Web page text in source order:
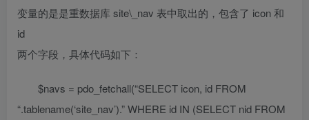
变量的是是重数据库 site\_nav 表中取出的，包含了 icon 和
id
两个字段，具体代码如下：
$navs = pdo_fetchall(“SELECT icon, id FROM
“.tablename(‘site_nav’).” WHERE id IN (SELECT nid FROM